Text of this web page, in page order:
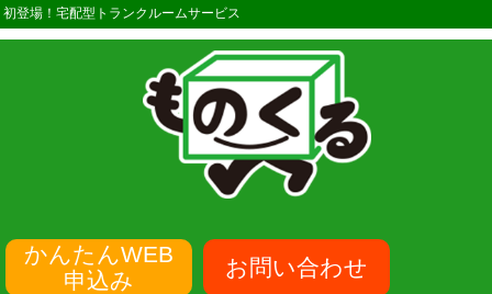
初登場！宅配型トランクルームサービス
かんたんWEB
申込み
お問い合わせ